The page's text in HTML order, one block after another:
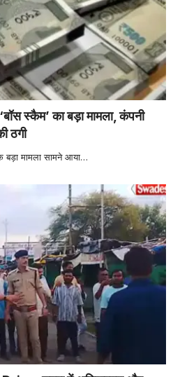
स्कैम’ का बड़ा मामला, कंपनी
ठगी
मामला सामने आया…